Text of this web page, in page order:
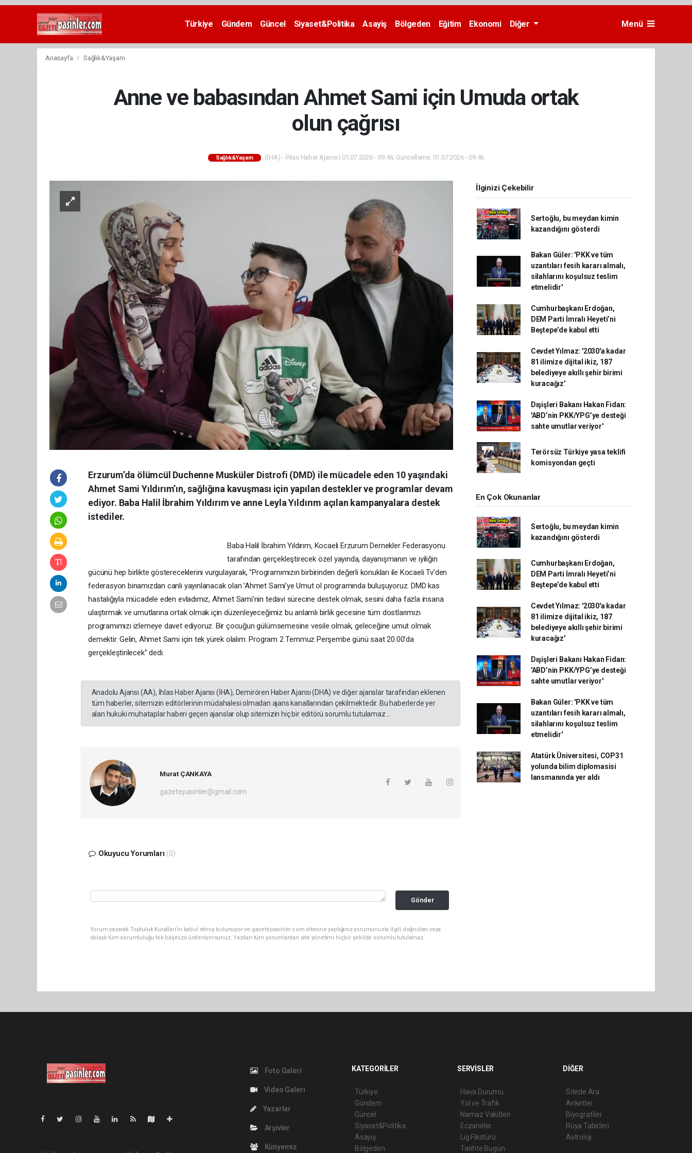
Deneme
Türkiye Gündem Güncel Siyaset&Politika Asayiş Bölgeden Eğitim Ekonomi Diğer Menü
Anasayfa Sağlık&Yaşam
Anne ve babasından Ahmet Sami için Umuda ortak
olun çağrısı
Sağlık&Yaşam (İHA) - İhlas Haber Ajansı | 01.07.2026 - 09:46, Güncelleme: 01.07.2026 - 09:46
Erzurum’da ölümcül Duchenne Musküler Distrofi (DMD) ile mücadele eden 10 yaşındaki
Ahmet Sami Yıldırım’ın, sağlığına kavuşması için yapılan destekler ve programlar devam
ediyor. Baba Halil İbrahim Yıldırım ve anne Leyla Yıldırım açılan kampanyalara destek
istediler.
Baba Halil İbrahim Yıldırım, Kocaeli Erzurum Dernekler Federasyonu
tarafından gerçekleştirecek özel yayında, dayanışmanın ve iyiliğin
gücünü hep birlikte göstereceklerini vurgulayarak, "Programımızın birbirinden değerli konukları ile Kocaeli Tv’den
federasyon binamızdan canlı yayınlanacak olan ’Ahmet Sami’ye Umut ol programında buluşuyoruz. DMD kas
hastalığıyla mücadele eden evladımız, Ahmet Sami’nin tedavi sürecine destek olmak, sesini daha fazla insana
ulaştırmak ve umutlarına ortak olmak için düzenleyeceğimiz bu anlamlı birlik gecesine tüm dostlarımızı
programımızı izlemeye davet ediyoruz. Bir çocuğun gülümsemesine vesile olmak, geleceğine umut olmak
demektir. Gelin, Ahmet Sami için tek yürek olalım. Program 2 Temmuz Perşembe günü saat 20.00’da
gerçekleştirilecek" dedi.
Anadolu Ajansı (AA), İhlas Haber Ajansı (İHA), Demirören Haber Ajansı (DHA) ve diğer ajanslar tarafından eklenen
tüm haberler, sitemizin editörlerinin müdahalesi olmadan ajans kanallarından çekilmektedir. Bu haberlerde yer
alan hukuki muhataplar haberi geçen ajanslar olup sitemizin hiç bir editörü sorumlu tutulamaz...
Murat ÇANKAYA
gazetepasinler@gmail.com
Okuyucu Yorumları (0)
Gönder
Yorum yazarak Topluluk Kuralları’nı kabul etmiş bulunuyor ve gazetepasinler.com sitesine yaptığınız yorumunuzla ilgili doğrudan veya
dolaylı tüm sorumluluğu tek başınıza üstleniyorsunuz. Yazılan tüm yorumlardan site yönetimi hiçbir şekilde sorumlu tutulamaz.
İlginizi Çekebilir
Sertoğlu, bu meydan kimin
kazandığını gösterdi
Bakan Güler: 'PKK ve tüm
uzantıları fesih kararı almalı,
silahlarını koşulsuz teslim
etmelidir'
Cumhurbaşkanı Erdoğan,
DEM Parti İmralı Heyeti’ni
Beştepe’de kabul etti
Cevdet Yılmaz: '2030'a kadar
81 ilimize dijital ikiz, 187
belediyeye akıllı şehir birimi
kuracağız'
Dışişleri Bakanı Hakan Fidan:
'ABD’nin PKK/YPG’ye desteği
sahte umutlar veriyor'
Terörsüz Türkiye yasa teklifi
komisyondan geçti
En Çok Okunanlar
Sertoğlu, bu meydan kimin
kazandığını gösterdi
Cumhurbaşkanı Erdoğan,
DEM Parti İmralı Heyeti’ni
Beştepe’de kabul etti
Cevdet Yılmaz: '2030'a kadar
81 ilimize dijital ikiz, 187
belediyeye akıllı şehir birimi
kuracağız'
Dışişleri Bakanı Hakan Fidan:
'ABD’nin PKK/YPG’ye desteği
sahte umutlar veriyor'
Bakan Güler: 'PKK ve tüm
uzantıları fesih kararı almalı,
silahlarını koşulsuz teslim
etmelidir'
Atatürk Üniversitesi, COP31
yolunda bilim diplomasisi
lansmanında yer aldı
Foto Galeri
Video Galeri
Yazarlar
Arşivler
Künyemiz
KATEGORİLER
Türkiye
Gündem
Güncel
Siyaset&Politika
Asayiş
Bölgeden
SERVİSLER
Hava Durumu
Yol ve Trafik
Namaz Vakitleri
Eczaneler
Lig Fikstürü
Tarihte Bugün
DİĞER
Sitede Ara
Anketler
Biyografiler
Rüya Tabirleri
Astroloji